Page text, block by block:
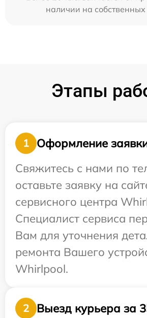
наличии на
Этапы
1
Оформление
Свяжитесь с нами по
оставьте заявку на
сервисного центра
Специалист сервиса
Вам для уточнения
ремонта Вашего
Whirlpool.
2
Выезд курьера за